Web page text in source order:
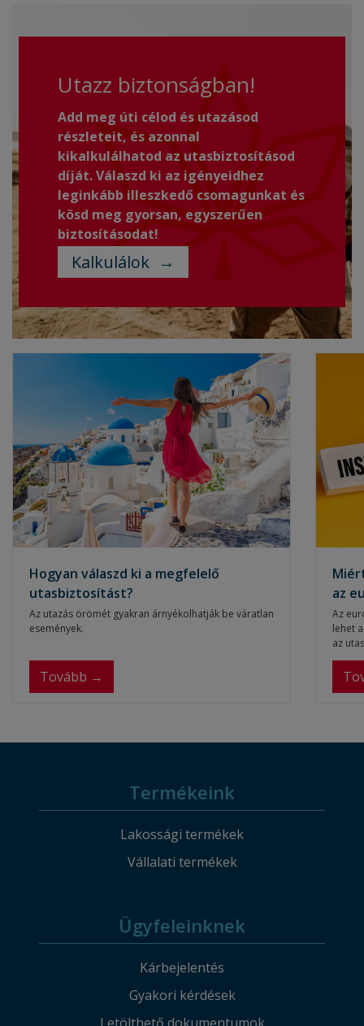
Utazz biztonságban!
Add meg úti célod és utazásod
részleteit, és azonnal
kikalkulálhatod az utasbiztosításod
díját. Válaszd ki az igényeidhez
leginkább illeszkedő csomagunkat és
kösd meg gyorsan, egyszerűen
biztosításodat!
Kalkulálok
Hogyan válaszd ki a megfelelő
utasbiztosítást?
Az utazás örömét gyakran árnyékolhatják be váratlan
események.
Tovább →
az
Az
lehet
az
Termékeink
Lakossági termékek
Vállalati termékek
Ügyfeleinknek
Kárbejelentés
Gyakori kérdések